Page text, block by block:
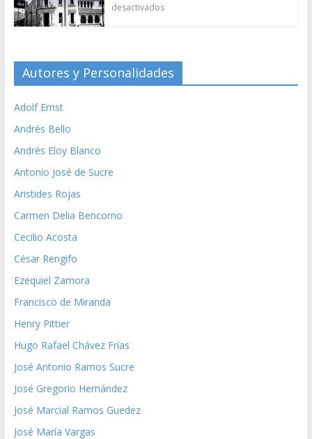
desactivados
Autores y Personalidades
Adolf Ernst
Andrés Bello
Andrés Eloy Blanco
Antonio José de Sucre
Aristides Rojas
Carmen Delia Bencomo
Cecilio Acosta
César Rengifo
Ezequiel Zamora
Francisco de Miranda
Henry Pittier
Hugo Rafael Chávez Frías
José Antonio Ramos Sucre
José Gregorio Hernández
José Marcial Ramos Guedez
José María Vargas